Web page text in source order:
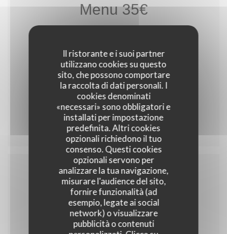
Il ristorante e i suoi partner
utilizzano cookies su questo
sito, che possono comportare
la raccolta di dati personali. I
cookies denominati
«necessari» sono obbligatori e
installati per impostazione
predefinita. Altri cookies
opzionali richiedono il tuo
consenso. Questi cookies
opzionali servono per
analizzare la tua navigazione,
misurare l'audience del sito,
fornire funzionalità (ad
esempio, legate ai social
network) o visualizzare
pubblicità o contenuti
Menu 35€
35,00 EUR
Menu 35
Menu enfant